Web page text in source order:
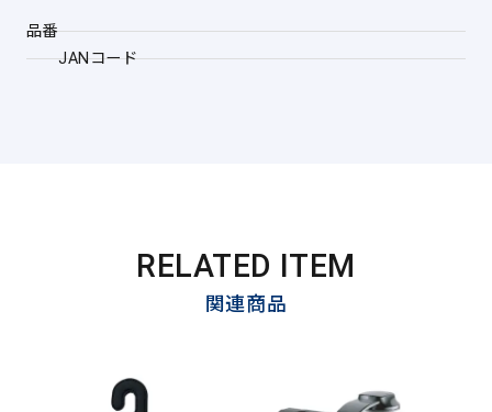
品番
JANコード
RELATED ITEM
関連商品